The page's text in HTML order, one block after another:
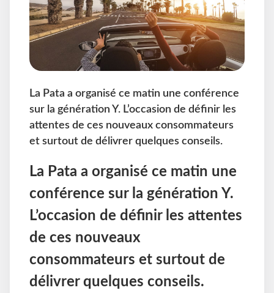
La Pata a organisé ce matin une conférence
sur la génération Y. L’occasion de définir les
attentes de ces nouveaux consommateurs
et surtout de délivrer quelques conseils.
La Pata a organisé ce matin une
conférence sur la génération Y.
L’occasion de définir les attentes
de ces nouveaux
consommateurs et surtout de
délivrer quelques conseils.